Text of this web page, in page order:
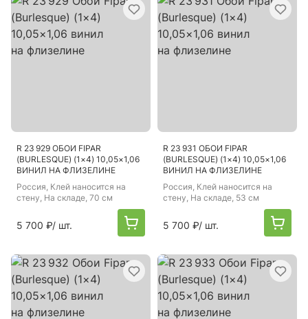
R 23 929 ОБОИ FIPAR
(BURLESQUE) (1×4) 10,05×1,06
ВИНИЛ НА ФЛИЗЕЛИНЕ
Россия, Клей наносится на
стену, На складе, 70 см
5 700 ₽/ шт.
R 23 931 ОБОИ FIPAR
(BURLESQUE) (1×4) 10,05×1,06
ВИНИЛ НА ФЛИЗЕЛИНЕ
Россия, Клей наносится на
стену, На складе, 53 см
5 700 ₽/ шт.